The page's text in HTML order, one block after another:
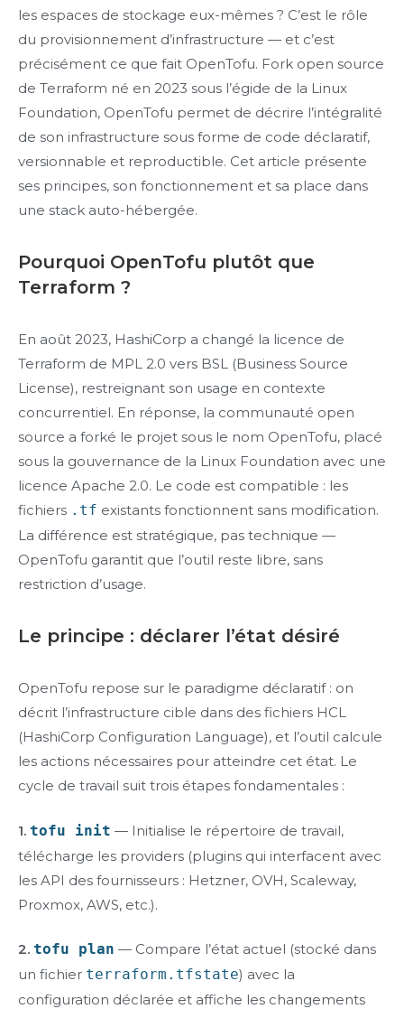
les espaces de stockage eux-mêmes ? C’est le rôle
du provisionnement d’infrastructure — et c’est
précisément ce que fait OpenTofu. Fork open source
de Terraform né en 2023 sous l’égide de la Linux
Foundation, OpenTofu permet de décrire l’intégralité
de son infrastructure sous forme de code déclaratif,
versionnable et reproductible. Cet article présente
ses principes, son fonctionnement et sa place dans
une stack auto-hébergée.
Pourquoi OpenTofu plutôt que
Terraform ?
En août 2023, HashiCorp a changé la licence de
Terraform de MPL 2.0 vers BSL (Business Source
License), restreignant son usage en contexte
concurrentiel. En réponse, la communauté open
source a forké le projet sous le nom OpenTofu, placé
sous la gouvernance de la Linux Foundation avec une
licence Apache 2.0. Le code est compatible : les
fichiers .tf existants fonctionnent sans modification.
La différence est stratégique, pas technique —
OpenTofu garantit que l’outil reste libre, sans
restriction d’usage.
Le principe : déclarer l’état désiré
OpenTofu repose sur le paradigme déclaratif : on
décrit l’infrastructure cible dans des fichiers HCL
(HashiCorp Configuration Language), et l’outil calcule
les actions nécessaires pour atteindre cet état. Le
cycle de travail suit trois étapes fondamentales :
1. tofu init — Initialise le répertoire de travail,
télécharge les providers (plugins qui interfacent avec
les API des fournisseurs : Hetzner, OVH, Scaleway,
Proxmox, AWS, etc.).
2. tofu plan — Compare l’état actuel (stocké dans
un fichier terraform.tfstate) avec la
configuration déclarée et affiche les changements